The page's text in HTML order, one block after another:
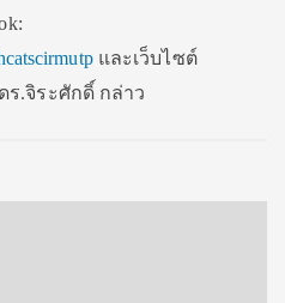
และเว็บไซต์
ร.จิระศักดิ์ กล่าว